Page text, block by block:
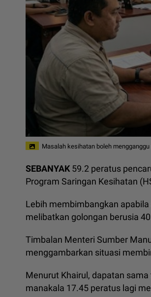
Masalah kesihatan boleh
SEBANYAK 59.2 peratus
Program Saringan Kesihatan
Lebih membimbangkan
melibatkan golongan berusia
Timbalan Menteri Sumber
menggambarkan situasi
Menurut Khairul, dapatan
manakala 17.45 peratus lagi